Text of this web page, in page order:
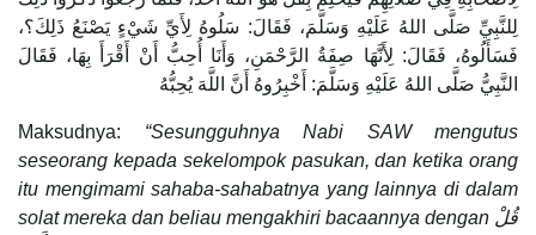
لِلنَّبِيِّ صَلَّى اللهُ عَلَيْهِ وَسَلَّمَ، فَقَالَ: سَلُوهُ لِأَيِّ شَيْءٍ يَصْنَعُ ذَلِكَ؟،
فَسَأَلُوهُ، فَقَالَ: لِأَنَّهَا صِفَةُ الرَّحْمَنِ، وَأَنَا أُحِبُّ أَنْ أَقْرَأَ بِهَا، فَقَالَ
النَّبِيُّ صَلَّى اللهُ عَلَيْهِ وَسَلَّمَ: أَخْبِرُوهُ أَنَّ اللَّهَ يُحِبُّهُ
Maksudnya: “Sesungguhnya Nabi SAW mengutus
seseorang kepada sekelompok pasukan, dan ketika orang
itu mengimami sahaba-sahabatnya yang lainnya di dalam
solat mereka dan beliau mengakhiri bacaannya dengan قُلْ